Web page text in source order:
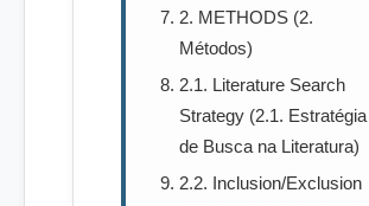
2. METHODS (2.
Métodos)
2.1. Literature Search
Strategy (2.1. Estratégia
de Busca na Literatura)
2.2. Inclusion/Exclusion